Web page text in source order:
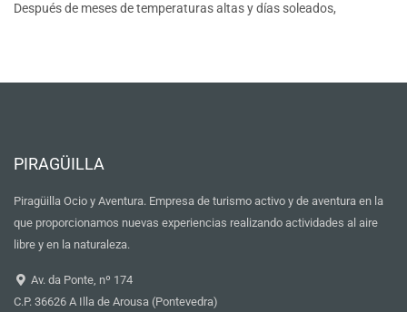
Después de meses de temperaturas altas y días soleados,
PIRAGÜILLA
Piragüilla Ocio y Aventura. Empresa de turismo activo y de aventura en la
que proporcionamos nuevas experiencias realizando actividades al aire
libre y en la naturaleza.
Av. da Ponte, nº 174
C.P. 36626 A Illa de Arousa (Pontevedra)